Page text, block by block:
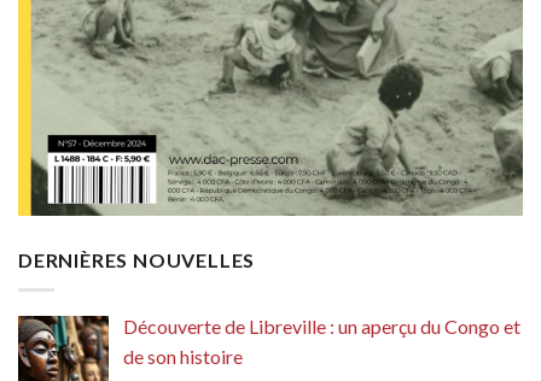
DERNIÈRES NOUVELLES
Découverte de Libreville : un aperçu du Congo et
de son histoire